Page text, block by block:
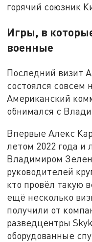
горячий союзник
Игры, в
военные
Последний визит
состоялся совсем
Американский
обнимался с
Впервые Алекс
летом 2022 года и
Владимиром
руководителей
кто провёл такую
ещё несколько
получили от
разведцентры
оборудованные